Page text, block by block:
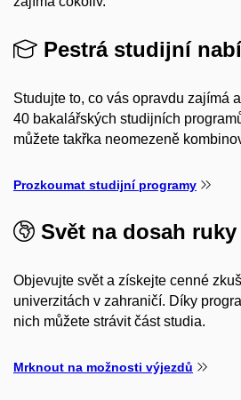
Pestrá studijní
Studujte to, co vás opravdu zajímá
40 bakalářských studijních
můžete takřka neomezeně
Prozkoumat studijní programy
Svět na dosah ruky
Objevujte svět a získejte cenné
univerzitách v zahraničí. Díky
nich můžete strávit část studia.
Mrknout na možnosti výjezdů